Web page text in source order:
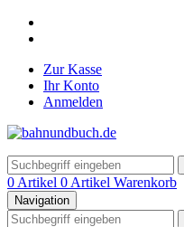
Zur Kasse
Ihr Konto
Anmelden
0 Artikel 0 Artikel Warenkorb
Navigation